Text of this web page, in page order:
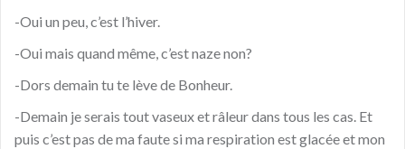
-Oui un peu, c’est l’hiver.
-Oui mais quand même, c’est naze non?
-Dors demain tu te lève de Bonheur.
-Demain je serais tout vaseux et râleur dans tous les cas. Et
puis c’est pas de ma faute si ma respiration est glacée et mon